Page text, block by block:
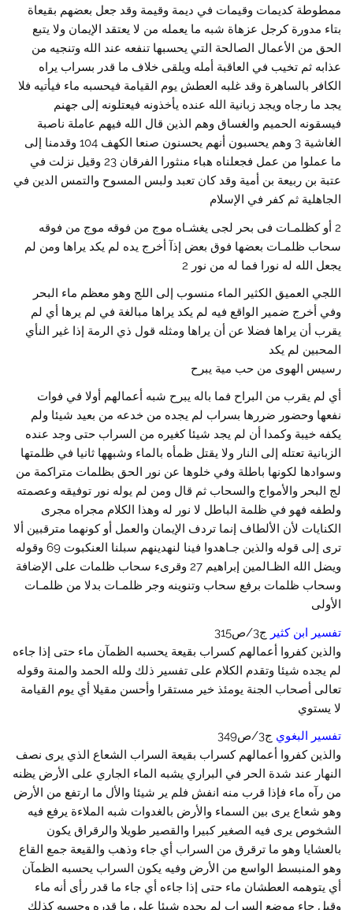
ممطوطة كديمات وقيمات في ديمة وقيمة وقد جعل بعضهم بقيعاة
بتاء مدورة كرجل عزهاة شبه ما يعمله من لا يعتقد الإيمان ولا يتبع
الحق من الأعمال الصالحة التي يحسبها تنفعه عند الله وتنجيه من
عذابه ثم تخيب في العاقبة أمله ويلقى خلاف ما قدر بسراب يراه
الكافر بالساهرة وقد غلبه العطش يوم القيامة فيحسبه ماء فيأتيه فلا
يجد ما رجاه ويجد زبانية الله عنده يأخذونه فيعتلونه إلى جهنم
فيسقونه الحميم والغساق وهم الذين قال الله فيهم عاملة ناصبة
الغاشية 3 وهم يحسبون أنهم يحسنون صنعا الكهف 104 وقدمنا إلى
ما عملوا من عمل فجعلناه هباء منثورا الفرقان 23 وقيل نزلت في
عتبة بن ربيعة بن أمية وقد كان تعبد ولبس المسوح والتمس الدين في
الجاهلية ثم كفر في الإسلام
2 أو كظلمـات فى بحر لجى يغشـاه موج من فوقه موج من فوقه
سحاب ظلمـات بعضها فوق بعض إذآ أخرج يده لم يكد يراها ومن لم
يجعل الله له نورا فما له من نور 2
اللجي العميق الكثير الماء منسوب إلى اللج وهو معظم ماء البحر
وفي أخرج ضمير الواقع فيه لم يكد يراها مبالغة في لم يرها أي لم
يقرب أن يراها فضلا عن أن يراها ومثله قول ذي الرمة إذا غير النأي
المحبين لم يكد
رسيس الهوى من حب مية يبرح
أي لم يقرب من البراح فما باله يبرح شبه أعمالهم أولا في فوات
نفعها وحضور ضررها بسراب لم يجده من خدعه من بعيد شيئا ولم
يكفه خيبة وكمدا أن لم يجد شيئا كغيره من السراب حتى وجد عنده
الزبانية تعتله إلى النار ولا يقتل ظمأه بالماء وشبهها ثانيا في ظلمتها
وسوادها لكونها باطلة وفي خلوها عن نور الحق بظلمات متراكمة من
لج البحر والأمواج والسحاب ثم قال ومن لم يوله نور توفيقه وعصمته
ولطفه فهو في ظلمة الباطل لا نور له وهذا الكلام مجراه مجرى
الكنايات لأن الألطاف إنما تردف الإيمان والعمل أو كونهما مترقبين ألا
ترى إلى قوله والذين جـاهدوا فينا لنهدينهم سبلنا العنكبوت 69 وقوله
ويضل الله الظـالمين إبراهيم 27 وقرىء سحاب ظلمات على الإضافة
وسحاب ظلمات برفع سحاب وتنوينه وجر ظلمـات بدلا من ظلمـات
الأولى
تفسير ابن كثير ج3/ص315
والذين كفروا أعمالهم كسراب بقيعة يحسبه الظمآن ماء حتى إذا جاءه
لم يجده شيئا وتقدم الكلام على تفسير ذلك ولله الحمد والمنة وقوله
تعالى أصحاب الجنة يومئذ خير مستقرا وأحسن مقيلا أي يوم القيامة
لا يستوي
تفسير البغوي ج3/ص349
والذين كفروا أعمالهم كسراب بقيعة السراب الشعاع الذي يرى نصف
النهار عند شدة الحر في البراري يشبه الماء الجاري على الأرض يظنه
من رآه ماء فإذا قرب منه انفش فلم ير شيئا والأل ما ارتفع من الأرض
وهو شعاع يرى بين السماء والأرض بالغدوات شبه الملاءة يرفع فيه
الشخوص يرى فيه الصغير كبيرا والقصير طويلا والرقراق يكون
بالعشايا وهو ما ترقرق من السراب أي جاء وذهب والقيعة جمع القاع
وهو المنبسط الواسع من الأرض وفيه يكون السراب يحسبه الظمآن
أي يتوهمه العطشان ماء حتى إذا جاءه أي جاء ما قدر رأى أنه ماء
وقيل جاء موضع السراب لم يجده شيئا على ما قدره وحسبه كذلك